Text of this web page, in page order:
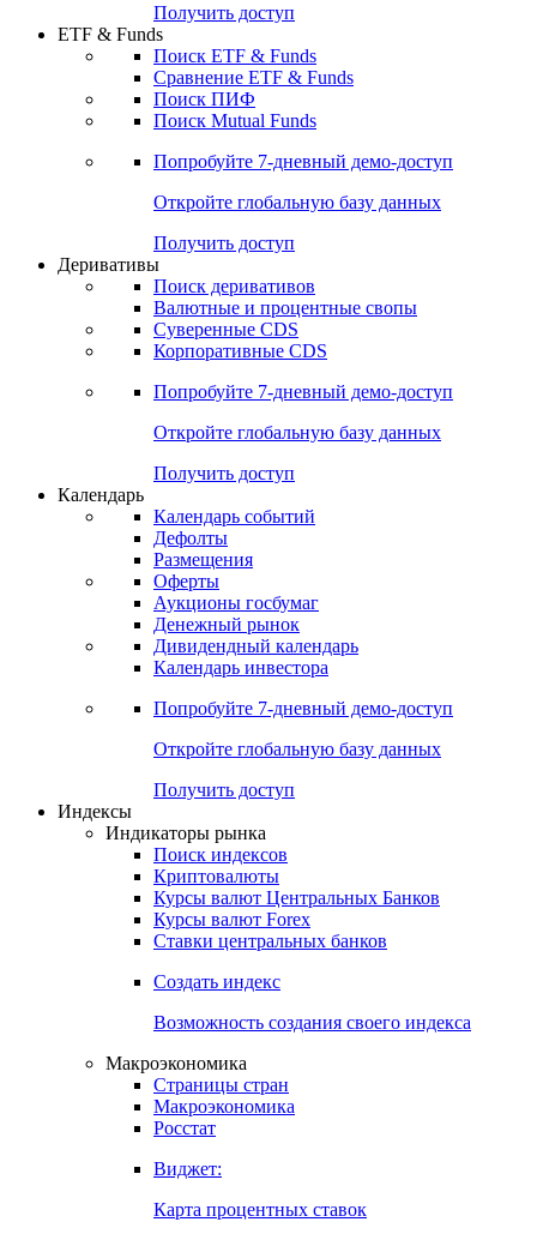
Получить доступ
ETF & Funds
Поиск ETF & Funds
Сравнение ETF & Funds
Поиск ПИФ
Поиск Mutual Funds
Попробуйте 7-дневный демо-доступ
Откройте глобальную базу данных
Получить доступ
Деривативы
Поиск деривативов
Валютные и процентные свопы
Суверенные CDS
Корпоративные CDS
Попробуйте 7-дневный демо-доступ
Откройте глобальную базу данных
Получить доступ
Календарь
Календарь событий
Дефолты
Размещения
Оферты
Аукционы госбумаг
Денежный рынок
Дивидендный календарь
Календарь инвестора
Попробуйте 7-дневный демо-доступ
Откройте глобальную базу данных
Получить доступ
Индексы
Индикаторы рынка
Поиск индексов
Криптовалюты
Курсы валют Центральных Банков
Курсы валют Forex
Ставки центральных банков
Создать индекс
Возможность создания своего индекса
Макроэкономика
Страницы стран
Макроэкономика
Росстат
Виджет:
Карта процентных ставок